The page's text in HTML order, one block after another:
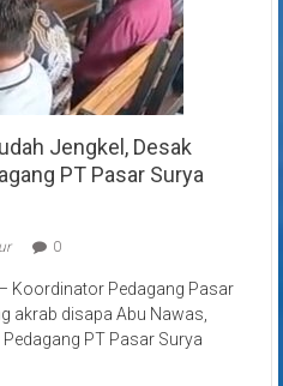
Jengkel, Desak
PT Pasar Surya
0
Koordinator Pedagang Pasar
akrab disapa Abu Nawas,
PT Pasar Surya